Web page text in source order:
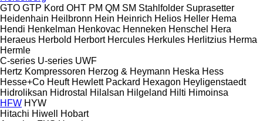
GTO GTP Kord OHT PM QM SM Stahlfolder Suprasetter
Heidenhain Heilbronn Hein Heinrich Helios Heller Hema
Hendi Henkelman Henkovac Henneken Henschel Hera
Heraeus Herbold Herbort Hercules Herkules Herlitzius Herma
Hermle
C-series U-series UWF
Hertz Kompressoren Herzog & Heymann Heska Hess
Hesse+Co Heuft Hewlett Packard Hexagon Heyligenstaedt
Hidroliksan Hidrostal Hilalsan Hilgeland Hilti Himoinsa
HFW HYW
Hitachi Hiwell
Hobart